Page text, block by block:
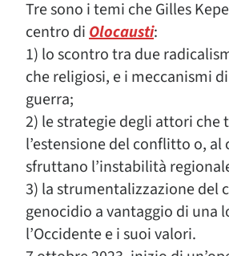
Tre sono i temi che Gilles
centro diOlocausti:
1) lo scontro tra due
che religiosi, e i meccanismi
guerra;
2) le strategie degli attori che
l’estensione del conflitto o,
sfruttano l’instabilità
3) la strumentalizzazione del
genocidio a vantaggio di una
l’Occidente e i suoi valori.